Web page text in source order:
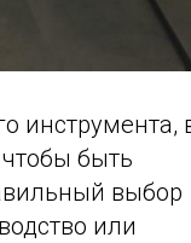
инструмента,
быть
выбор
или